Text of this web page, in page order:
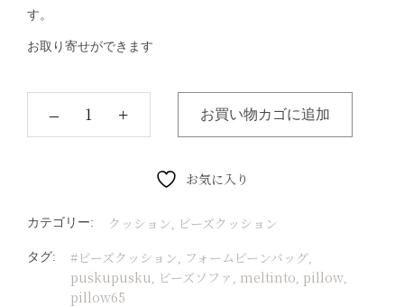
す。
お取り寄せができます
‒ + お買い物カゴに追加
お気に入り
カテゴリー: クッション ビーズクッション
タグ: #ビーズクッション フォームビーンバッグ
puskupusku ビーズソファ meltinto pillow
pillow65